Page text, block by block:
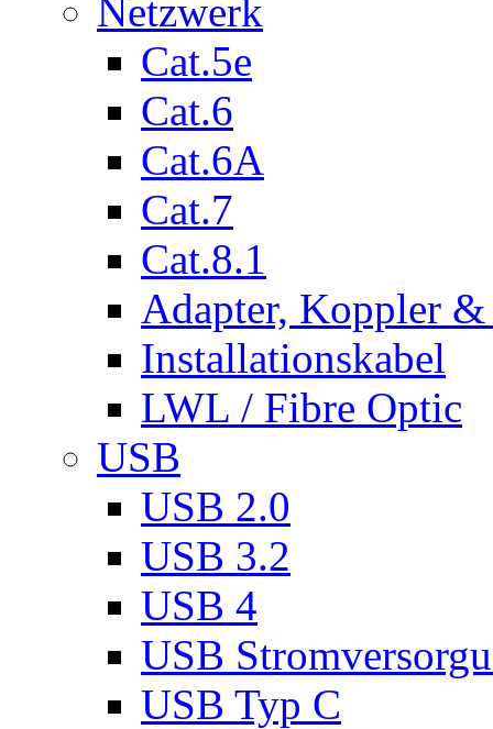
Netzwerk
Cat.5e
Cat.6
Cat.6A
Cat.7
Cat.8.1
Adapter, Koppler &
Installationskabel
LWL / Fibre Optic
USB
USB 2.0
USB 3.2
USB 4
USB
USB Typ C